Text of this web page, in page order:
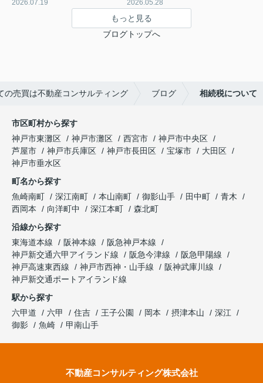
2026.07.19 2026.05.28
もっと見る
ブログトップへ
の売買は不動産コンサルティング ブログ 相続税について
市区町村から探す
神戸市東灘区
神戸市灘区 西宮市
神戸市中央区
芦屋市
神戸市兵庫区 神戸市長田区 宝塚市
大田区
神戸市垂水区
町名から探す
魚崎南町
深江南町 本山南町 御影山手 田中町
青木
西岡本
向洋町中 深江本町
森北町
沿線から探す
東海道本線
阪神本線
阪急神戸本線
神戸新交通六甲アイランド線
阪急今津線
阪急甲陽線
神戸高速東西線
神戸市西神・山手線
阪神武庫川線
神戸新交通ポートアイランド線
駅から探す
六甲道
六甲 住吉 王子公園 岡本 摂津本山
深江
御影
魚崎 甲南山手
不動産コンサルティング株式会社